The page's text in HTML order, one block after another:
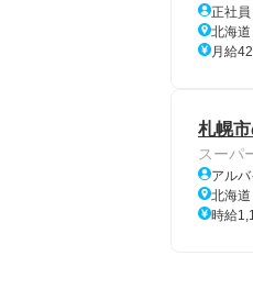
正社員
北海道
月給
札幌
スーパ
アル
北海道
時給